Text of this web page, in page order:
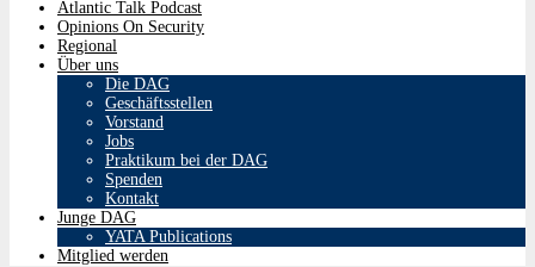
Atlantic Talk Podcast
Opinions On Security
Regional
Über uns
Die DAG
Geschäftsstellen
Vorstand
Jobs
Praktikum bei der DAG
Spenden
Kontakt
Junge DAG
YATA Publications
Mitglied werden